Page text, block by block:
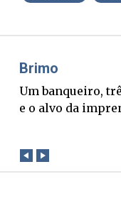
Misael Elias
O Boato corre
verdade. Mas